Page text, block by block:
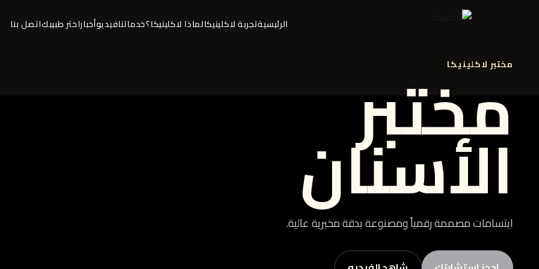
الرئيسيةتجربة لاكلينيكالماذا لاكلينيكا؟خدماتنافيديوأخباراختر طبيبكاتصل بنا
مختبر لاكلينيكا
مختبر
الأسنان
ابتسامات مصممة رقمياً ومصنوعة بدقة مخبرية عالية.